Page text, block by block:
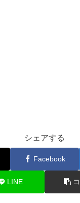
シェアする
Facebook
LINE